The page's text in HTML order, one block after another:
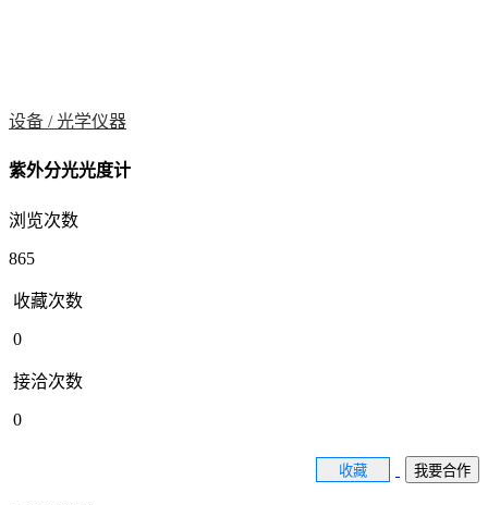
设备 /光学仪器
紫外分光光度计
浏览次数
865
收藏次数
0
接洽次数
0
收藏 我要合作